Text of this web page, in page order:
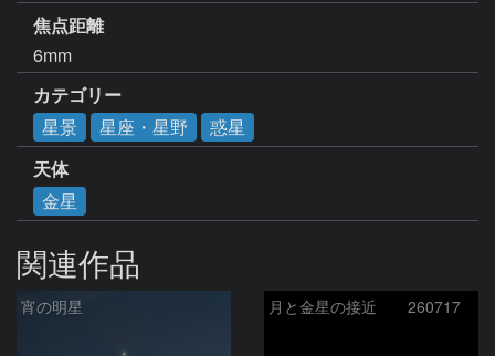
焦点距離
6mm
カテゴリー
星景
星座・星野
惑星
天体
金星
関連作品
宵の明星 月と金星の接近 260717